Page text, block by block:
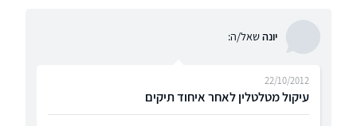
יונהשאל/ה:
עיקול מטלטלין לאחר איחוד תיקים
22/10/2012